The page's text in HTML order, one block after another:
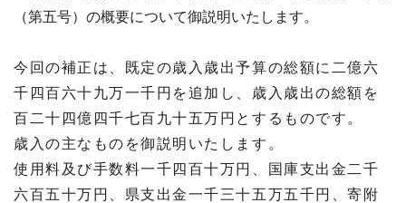
（第五号）の概要について御説明いたします。
今回の補正は、既定の歳入歳出予算の総額に二億六
千四百六十九万一千円を追加し、歳入歳出の総額を
百二十四億四千七百九十五万円とするものです。
歳入の主なものを御説明いたします。
使用料及び手数料一千四百十万円、国庫支出金二千
六百五十万円、県支出金一千三十五万五千円、寄附